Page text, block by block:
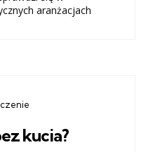
aranżacjach
kucia?